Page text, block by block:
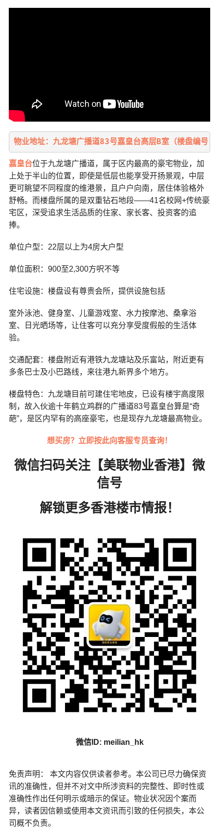
物业地址：九龙塘广播道83号嘉皇台高层B室（楼盘编号
嘉皇台位于九龙塘广播道，属于区内最高的豪宅物业，加
上处于半山的位置，即使是低层也能享受开扬景观，中层
更可眺望不同程度的维港景，且户户向南，居住体验格外
舒畅。而楼盘所属的是双重钻石地段——41名校网+传统豪
宅区，深受追求生活品质的住家、家长客、投资客的追
捧。
单位户型：22层以上为4房大户型
单位面积：900至2,300方呎不等
住宅设施：楼盘设有尊贵会所，提供设施包括
室外泳池、健身室、儿童游戏室、水力按摩池、桑拿浴
室、日光晒场等，让住客可以充分享受度假般的生活体
验。
交通配套：楼盘附近有港铁九龙塘站及乐富站，附近更有
多条巴士及小巴路线，来往港九新界多个地方。
楼盘特色：九龙塘目前可建住宅地皮，已设有楼宇高度限
制，故入伙逾十年鹤立鸡群的广播道83号嘉皇台算是“奇
葩”，是区内罕有的高座豪宅，也是现存九龙塘最高物业。
想买房？立即按此向客服专员查询！
微信扫码关注【美联物业香港】微
信号
解锁更多香港楼市情报！
微信ID: meilian_hk
免责声明： 本文内容仅供读者参考。本公司已尽力确保资
讯的准确性，但并不对文中所涉资料的完整性、即时性或
准确性作出任何明示或暗示的保证。物业状况因个案而
异，读者因信赖或使用本文资讯而引致的任何损失，本公
司概不负责。